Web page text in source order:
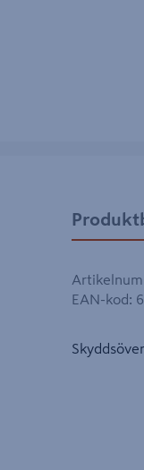
EAN-kod: